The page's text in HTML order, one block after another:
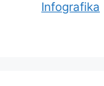
Infografika